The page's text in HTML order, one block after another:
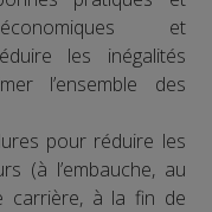
et
les inégalités
l’ensemble des
pour réduire les
(à l’embauche, au
carrière, à la fin de